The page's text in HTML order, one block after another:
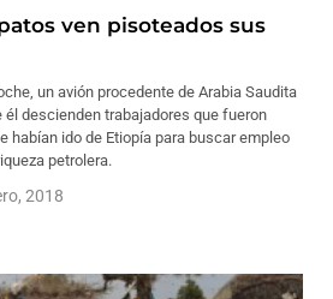
ven pisoteados sus
un avión procedente de Arabia Saudita
él descienden trabajadores que fueron
habían ido de Etiopía para buscar empleo
petrolera.
2018